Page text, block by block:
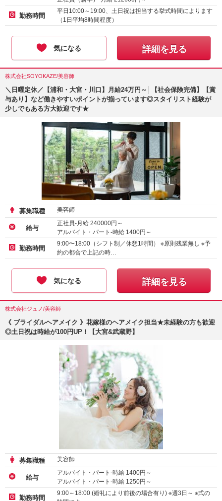
勤務時間
平日10:00～19:00、土日祝は担当する挙式時間によります
（1日平均8時間程度）
気になる 詳細を見る
株式会社SOYOKAZE/美容師
＼日曜定休／【浦和・大宮・川口】月給24万円～│【社会保険完備】【賞
与あり】など働きやすいポイントが揃っています◎スタイリスト経験が
少しでもある方大歓迎です★
募集職種 美容師
給与
正社員-月給 240000円～
アルバイト・パート-時給 1400円～
勤務時間
9:00〜18:00（シフト制／休憩1時間） ※原則残業無し ※予
約の都合で上記の時…
気になる 詳細を見る
株式会社ジュノ/美容師
《 ブライダルヘアメイク 》花嫁様のヘアメイク担当★未経験の方も歓迎
◎土日祝は時給が100円UP！【大宮&武蔵野】
募集職種 美容師
給与
アルバイト・パート-時給 1400円～
アルバイト・パート-時給 1250円～
勤務時間
9:00～18:00 (婚礼により前後の場合有り) ※週3日～ ※式の